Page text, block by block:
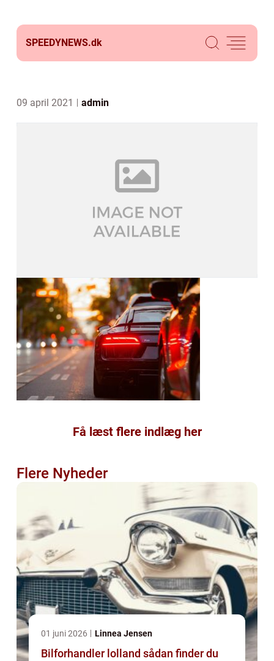
SPEEDYNEWS.dk
09 april 2021 admin
Få læst flere indlæg her
Flere Nyheder
01 juni 2026 Linnea Jensen
Bilforhandler lolland sådan finder du